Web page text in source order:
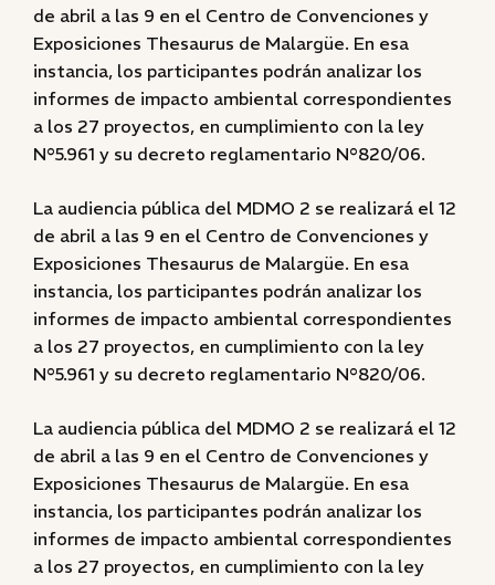
de abril a las 9 en el Centro de Convenciones y
Exposiciones Thesaurus de Malargüe. En esa
instancia, los participantes podrán analizar los
informes de impacto ambiental correspondientes
a los 27 proyectos, en cumplimiento con la ley
N°5.961 y su decreto reglamentario N°820/06.
La audiencia pública del MDMO 2 se realizará el 12
de abril a las 9 en el Centro de Convenciones y
Exposiciones Thesaurus de Malargüe. En esa
instancia, los participantes podrán analizar los
informes de impacto ambiental correspondientes
a los 27 proyectos, en cumplimiento con la ley
N°5.961 y su decreto reglamentario N°820/06.
La audiencia pública del MDMO 2 se realizará el 12
de abril a las 9 en el Centro de Convenciones y
Exposiciones Thesaurus de Malargüe. En esa
instancia, los participantes podrán analizar los
informes de impacto ambiental correspondientes
a los 27 proyectos, en cumplimiento con la ley